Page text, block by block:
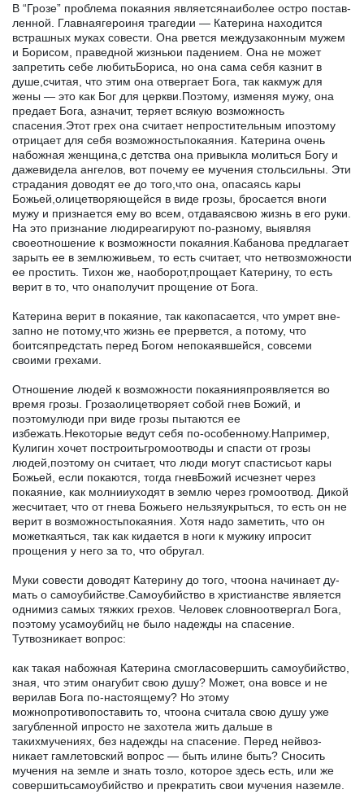
В “Грозе” проблема покаяния являетсянаиболее остро постав­
ленной. Главнаягероиня трагедии — Катерина находится
встраш­ных муках совести. Она рвется междузаконным мужем
и Борисом, праведной жизньюи падением. Она не может
запретить себе лю­битьБориса, но она сама себя казнит в
душе,считая, что этим она отвергает Бога, так какмуж для
жены — это как Бог для церкви.Поэтому, изменяя мужу, она
предает Бога, азначит, теряет всякую возможность
спасения.Этот грех она считает непростительным ипоэтому
отрицает для себя возможностьпокаяния. Катерина очень
набожная женщина,с детства она привыкла молиться Богу и
дажевидела ангелов, вот почему ее мучения стольсильны. Эти
страда­ния доводят ее до того,что она, опасаясь кары
Божьей,олицетворяющейся в виде грозы, бросается вноги
мужу и признается ему во всем, отдаваясвою жизнь в его руки.
На это признание людиреаги­руют по-разному, выявляя
своеотношение к возможности покая­ния.Кабанова предлагает
зарыть ее в землюживьем, то есть счита­ет, что нетвозможности
ее простить. Тихон же, наоборот,прощает Катерину, то есть
верит в то, что онаполучит прощение от Бога.
Катерина верит в покаяние, так какопасается, что умрет вне­
запно не потому,что жизнь ее прервется, а потому, что
боитсяпредстать перед Богом непокаявшейся, совсеми
своими грехами.
Отношение людей к возможности покаянияпроявляется во
время грозы. Грозаолицетворяет собой гнев Божий, и
поэтомулюди при виде грозы пытаются ее
избежать.Некоторые ведут себя по-особенному.Например,
Кулигин хочет построитьгромоотводы и спасти от грозы
людей,поэтому он считает, что люди могут спас­тисьот кары
Божьей, если покаются, тогда гневБожий исчезнет через
покаяние, как молнииуходят в землю через громоотвод. Дикой
жесчитает, что от гнева Божьего нельзяукрыться, то есть он не
верит в возможностьпокаяния. Хотя надо заметить, что он
можеткаяться, так как кидается в ноги к мужику ипросит
проще­ния у него за то, что обругал.
Муки совести доводят Катерину до того, чтоона начинает ду­
мать о самоубийстве.Самоубийство в христианстве является
однимиз самых тяжких грехов. Человек словноотвергал Бога,
поэтому усамоубийц не было надежды на спасение.
Тутвозникает вопрос:
как такая набожная Катерина смогласовершить самоубийство,
зная, что этим онагубит свою душу? Может, она вовсе и не
верилав Бога по-настоящему? Но этому
можнопротивопоставить то, чтоона считала свою душу уже
загубленной ипросто не захотела жить дальше в
такихмучениях, без надежды на спасение. Перед нейвоз­
никает гамлетовский вопрос — быть илине быть? Сносить
мучения на земле и знать тозло, которое здесь есть, или же
совершитьсамо­убийство и прекратить свои мучения наземле.